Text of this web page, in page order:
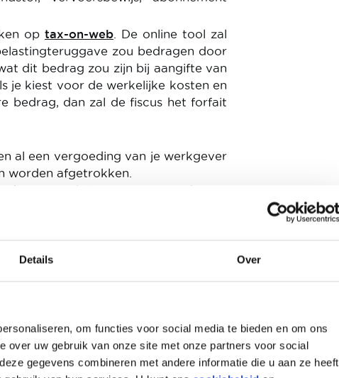
Details Over
om functies voor social media te bieden en om ons
over uw gebruik van onze site met onze partners voor social
gegevens combineren met andere informatie die u aan ze heeft
op tax-on-web . De online tool zal
zou bedragen door
dit bedrag zou zijn bij aangifte van
je kiest voor de werkelijke kosten en
bedrag, dan zal de fiscus het forfait
al een vergoeding van je werkgever
worden afgetrokken.
bewijzen, krijgen automatisch een
2021) voor hun woon-
zal hier 0 moeten invullen.
het kilometerforfait of voor de